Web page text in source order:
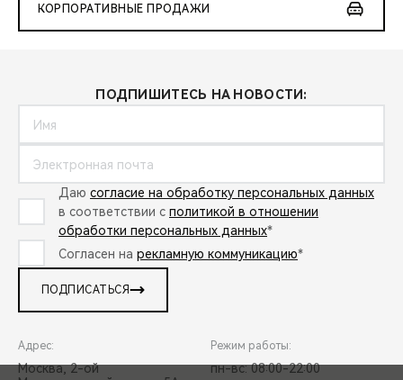
КОРПОРАТИВНЫЕ ПРОДАЖИ
ПОДПИШИТЕСЬ НА НОВОСТИ:
Даю согласие на обработку персональных данных
в соответствии с политикой в отношении
обработки персональных данных*
Согласен на рекламную коммуникацию*
ПОДПИСАТЬСЯ
Адрес:
Москва, 2-ой
Режим работы:
пн-вс: 08:00-22:00